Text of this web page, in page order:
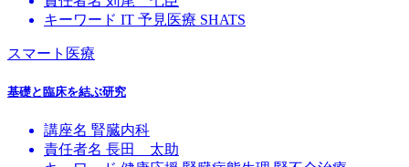
キーワード IT 予見医療 SHATS
スマート医療
基礎と臨床を結ぶ研究
講座名 腎臓内科
責任者名 長田 太助